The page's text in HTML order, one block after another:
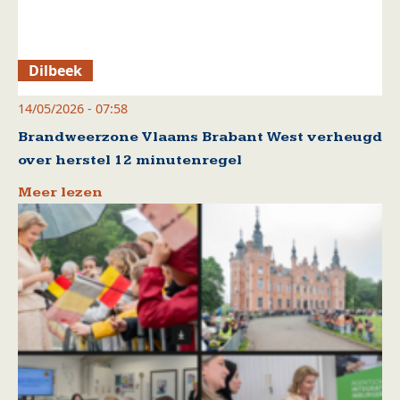
Dilbeek
14/05/2026 - 07:58
Brandweerzone Vlaams Brabant West verheugd
over herstel 12 minutenregel
Meer lezen